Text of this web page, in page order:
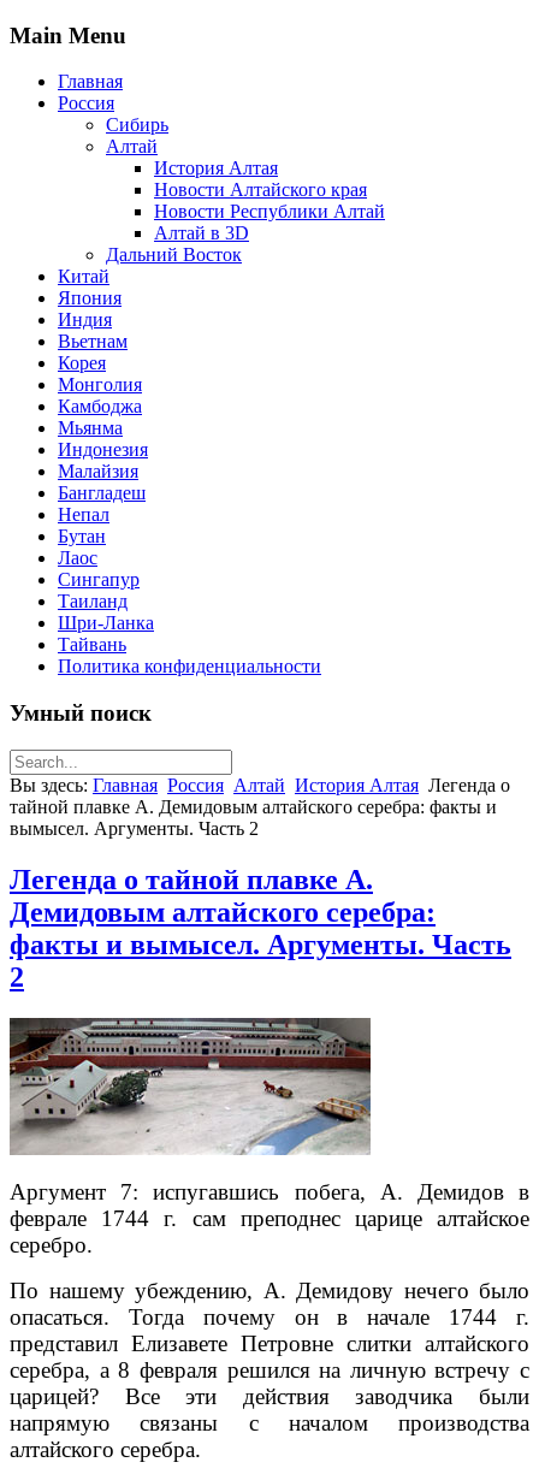
Main Menu
Главная
Россия
Сибирь
Алтай
История Алтая
Новости Алтайского края
Новости Республики Алтай
Алтай в 3D
Дальний Восток
Китай
Япония
Индия
Вьетнам
Корея
Монголия
Камбоджа
Мьянма
Индонезия
Малайзия
Бангладеш
Непал
Бутан
Лаос
Сингапур
Таиланд
Шри-Ланка
Тайвань
Политика конфиденциальности
Умный поиск
Вы здесь: Главная Россия Алтай История Алтая Легенда о
тайной плавке А. Демидовым алтайского серебра: факты и
вымысел. Аргументы. Часть 2
Легенда о тайной плавке А.
Демидовым алтайского серебра:
факты и вымысел. Аргументы. Часть
2
Аргумент 7: испугавшись побега, А. Демидов в
феврале 1744 г. сам преподнес царице алтайское
серебро.
По нашему убеждению, А. Демидову нечего было
опасаться. Тогда поче­му он в начале 1744 г.
представил Елизавете Петровне слитки алтайского
се­ребра, а 8 февраля решился на личную встречу с
царицей? Все эти действия заводчика были
напрямую связаны с началом производства
алтайского се­ребра.